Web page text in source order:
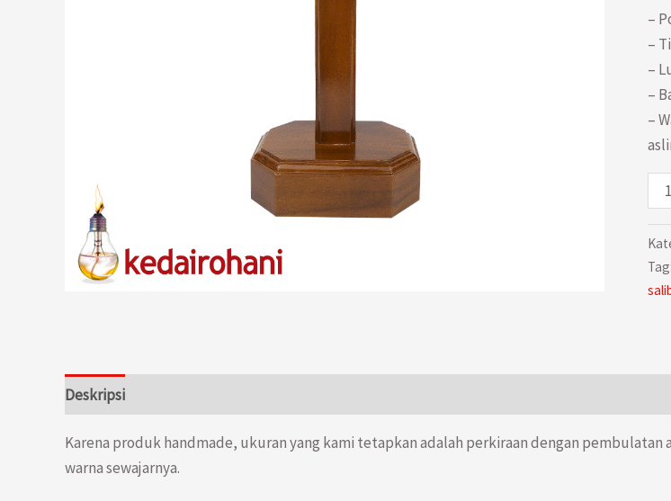
–
–
–
–
–
Tag:
Deskripsi
Karena produk handmade, ukuran yang kami tetapkan adalah perkiraan dengan
warna sewajarnya.